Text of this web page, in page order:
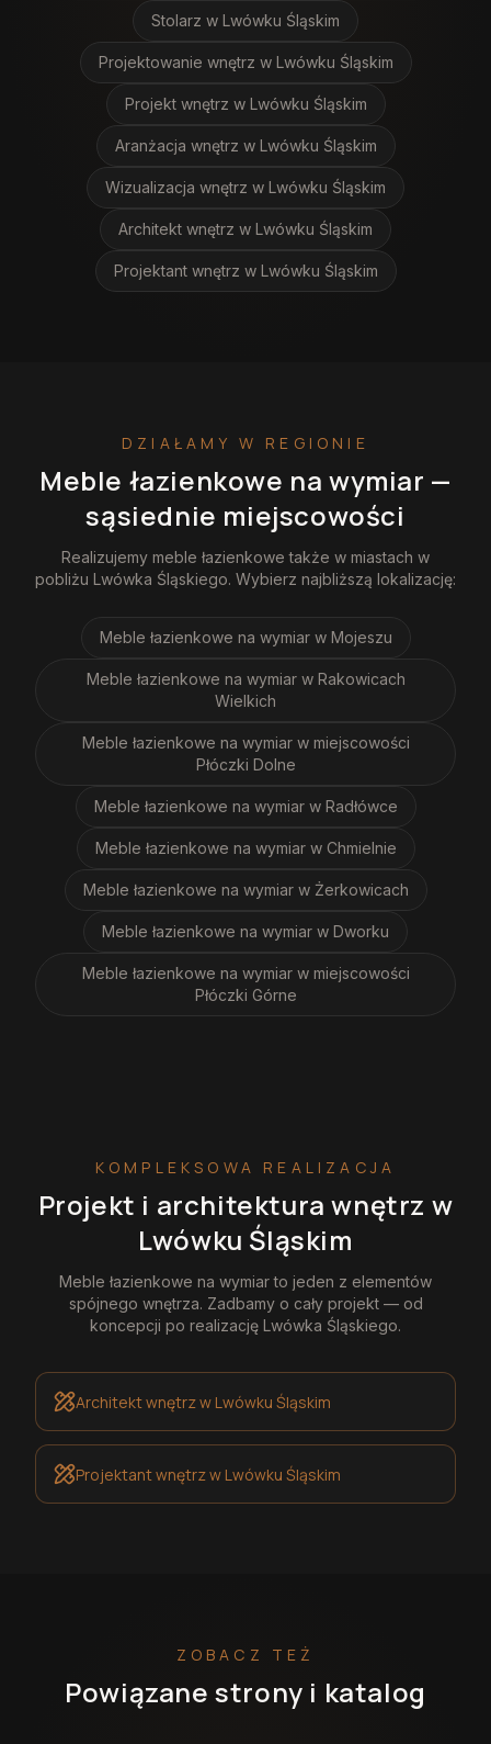
Stolarz w Lwówku Śląskim
Projektowanie wnętrz w Lwówku Śląskim
Projekt wnętrz w Lwówku Śląskim
Aranżacja wnętrz w Lwówku Śląskim
Wizualizacja wnętrz w Lwówku Śląskim
Architekt wnętrz w Lwówku Śląskim
Projektant wnętrz w Lwówku Śląskim
DZIAŁAMY W REGIONIE
Meble łazienkowe na wymiar —
sąsiednie miejscowości
Realizujemy meble łazienkowe także w miastach w
pobliżu Lwówka Śląskiego. Wybierz najbliższą lokalizację:
Meble łazienkowe na wymiar w Mojeszu
Meble łazienkowe na wymiar w Rakowicach
Wielkich
Meble łazienkowe na wymiar w miejscowości
Płóczki Dolne
Meble łazienkowe na wymiar w Radłówce
Meble łazienkowe na wymiar w Chmielnie
Meble łazienkowe na wymiar w Żerkowicach
Meble łazienkowe na wymiar w Dworku
Meble łazienkowe na wymiar w miejscowości
Płóczki Górne
KOMPLEKSOWA REALIZACJA
Projekt i architektura wnętrz w
Lwówku Śląskim
Meble łazienkowe na wymiarto jeden z elementów
spójnego wnętrza. Zadbamy o cały projekt — od
koncepcji po realizację Lwówka Śląskiego.
Architekt wnętrzw Lwówku Śląskim
Projektant wnętrzw Lwówku Śląskim
ZOBACZ TEŻ
Powiązane strony i katalog